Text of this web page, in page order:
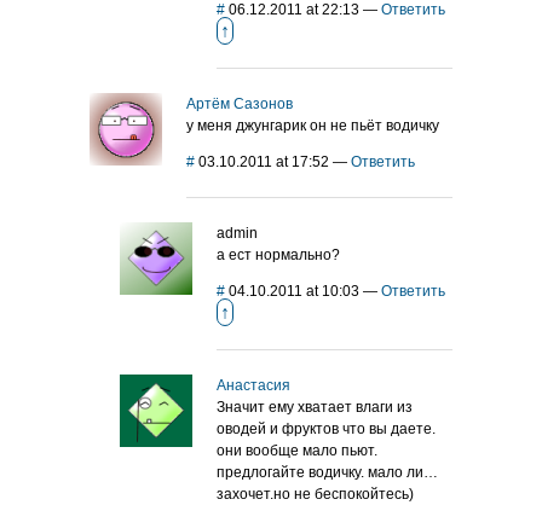
# 06.12.2011 at 22:13 — Ответить
↑
Артём Сазонов
у меня джунгарик он не пьёт водичку
# 03.10.2011 at 17:52 — Ответить
admin
а ест нормально?
# 04.10.2011 at 10:03 — Ответить
↑
Анастасия
Значит ему хватает влаги из
оводей и фруктов что вы даете.
они вообще мало пьют.
предлогайте водичку. мало ли…
захочет.но не беспокойтесь)